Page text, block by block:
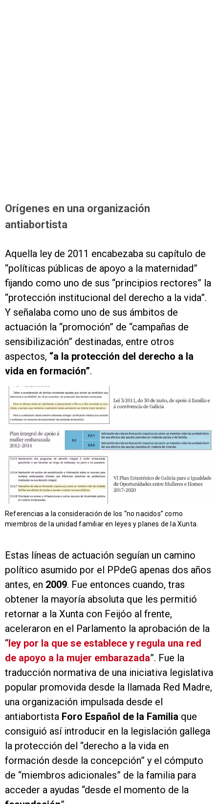
Orígenes en una organización
antiabortista
Aquella ley de 2011 encabezaba su capítulo de
“políticas públicas de apoyo a la maternidad”
fijando como uno de sus “principios rectores” la
“protección institucional del derecho a la vida”.
Y señalaba como uno de sus ámbitos de
actuación la “promoción” de “campañas de
sensibilización” destinadas, entre otros
aspectos, “a la protección del derecho a la
vida en formación”.
Referencias a la consideración de los “no nacidos” como
miembros de la unidad familiar en leyes y planes de la Xunta.
Estas líneas de actuación seguían un camino
político asumido por el PPdeG apenas dos años
antes, en 2009. Fue entonces cuando, tras
obtener la mayoría absoluta que les permitió
retornar a la Xunta con Feijóo al frente,
aceleraron en el Parlamento la aprobación de la
“ley por la que se establece y regula una red
de apoyo a la mujer embarazada”. Fue la
traducción normativa de una iniciativa legislativa
popular promovida desde la llamada Red Madre,
una organización impulsada desde el
antiabortista Foro Español de la Familia que
consiguió así introducir en la legislación gallega
la protección del “derecho a la vida en
formación desde la concepción” y el cómputo
de “miembros adicionales” de la familia para
acceder a ayudas “desde el momento de la